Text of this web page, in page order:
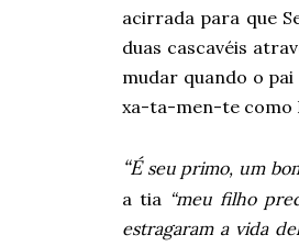
acirrada para que
duas cascavéis
mudar quando o
xa-ta-men-te como
“Éseu primo, um
a tia “meu filho
estragaram a vida